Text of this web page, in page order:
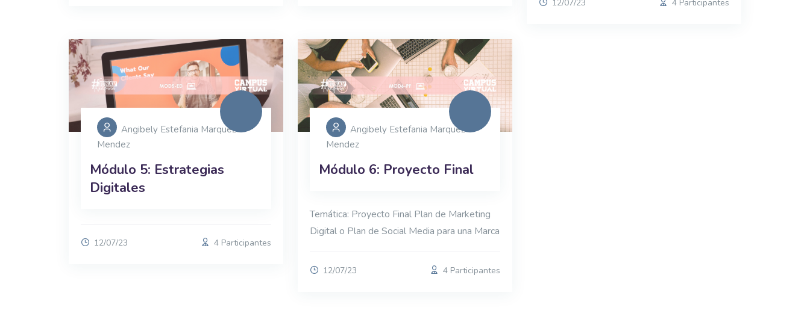
12/07/23 4 Participantes
Angibely Estefania Marquez
Mendez
Módulo 5: Estrategias
Digitales
12/07/23 4 Participantes
Angibely Estefania Marquez
Mendez
Módulo 6: Proyecto Final
Temática: Proyecto Final Plan de Marketing
Digital o Plan de Social Media para una Marca
12/07/23 4 Participantes